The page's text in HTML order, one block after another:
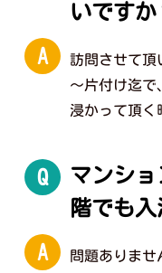
いですか
A
訪問させて頂
～片付け迄で
浸かって頂く
Q マンシ
階でも
A 問題ありませ